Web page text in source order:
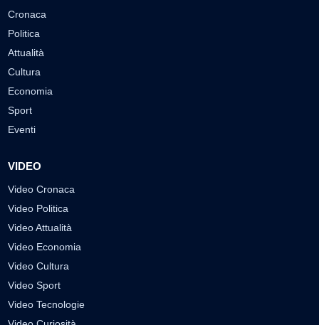
Cronaca
Politica
Attualità
Cultura
Economia
Sport
Eventi
VIDEO
Video Cronaca
Video Politica
Video Attualità
Video Economia
Video Cultura
Video Sport
Video Tecnologie